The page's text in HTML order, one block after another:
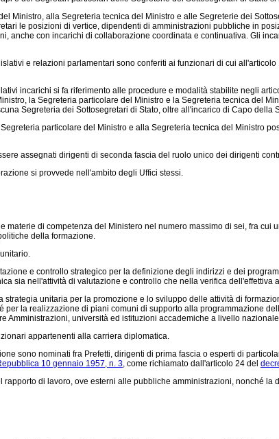
alla Segreteria tecnica del Ministro e alle Segreterie dei
le posizioni di vertice, dipendenti di amministrazioni pubbliche in
anche con incarichi di collaborazione coordinata e continuativa. Gli
e relazioni parlamentari sono conferiti ai funzionari di cui all'articolo
incarichi si fa riferimento alle procedure e modalità stabilite negli
la Segreteria particolare del Ministro e la Segreteria tecnica del
Segreteria dei Sottosegretari di Stato, oltre all'incarico di Capo della
particolare del Ministro e alla Segreteria tecnica del Ministro
assegnati dirigenti di seconda fascia del ruolo unico dei dirigenti
si provvede nell'ambito degli Uffici stessi.
di competenza del Ministero nel numero massimo di sei, fra cui
della formazione.
e controllo strategico per la definizione degli indirizzi e dei
sia nell'attività di valutazione e controllo che nella verifica dell'effettiva
unitaria per la promozione e lo sviluppo delle attività di
la realizzazione di piani comuni di supporto alla programmazione
università ed istituzioni accademiche a livello
appartenenti alla carriera diplomatica.
sono nominati fra Prefetti, dirigenti di prima fascia o esperti di
10 gennaio 1957, n. 3, come richiamato dall'articolo 24 del
di lavoro, ove esterni alle pubbliche amministrazioni, nonché